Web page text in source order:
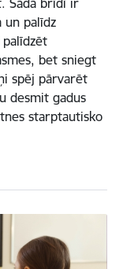
Šādā brīdī ir
un palīdz
bet sniegt
spēj pārvarēt
desmit gadus
starptautisko